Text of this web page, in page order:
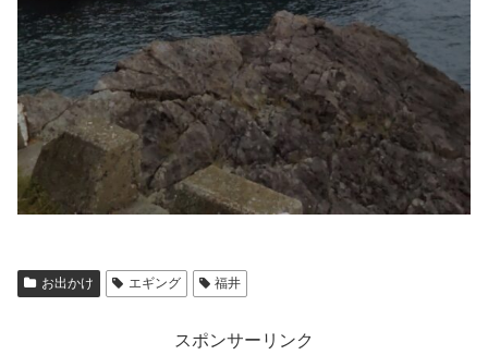
お出かけ エギング 福井
スポンサーリンク